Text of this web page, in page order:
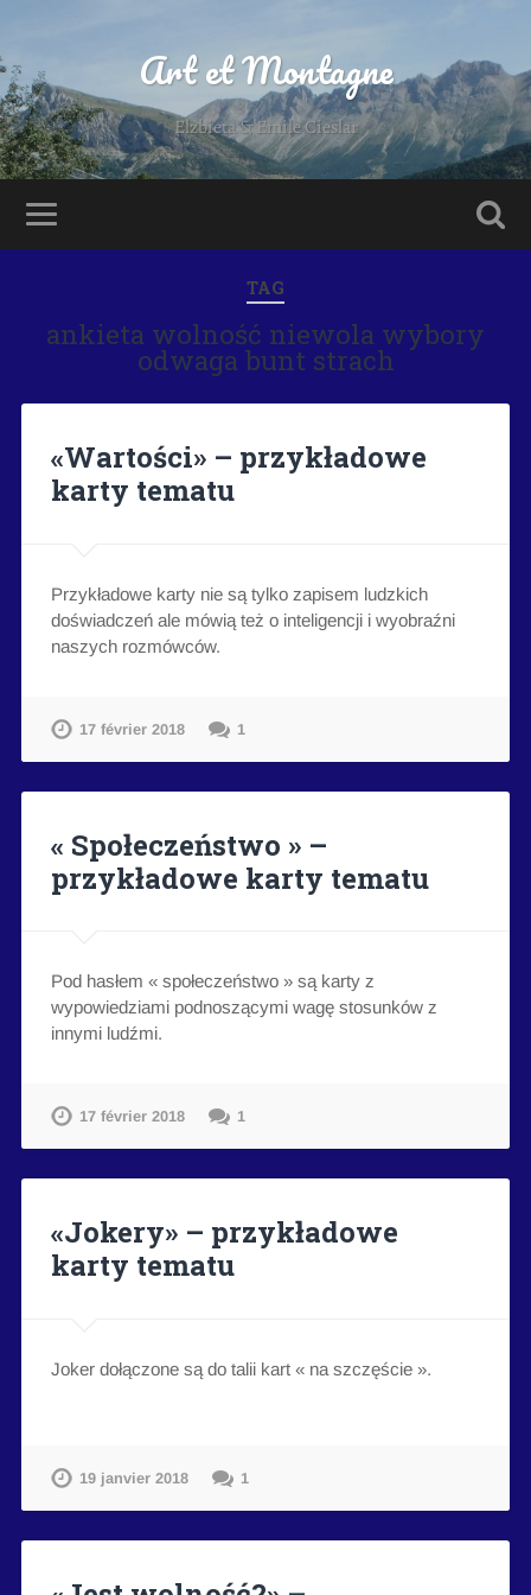
Art et Montagne
Elzbieta & Emile Cieslar
TAG
ankieta wolność niewola wybory
odwaga bunt strach
«Wartości» – przykładowe
karty tematu
Przykładowe karty nie są tylko zapisem ludzkich
doświadczeń ale mówią też o inteligencji i wyobraźni
naszych rozmówców.
17 février 2018 1
« Społeczeństwo » –
przykładowe karty tematu
Pod hasłem « społeczeństwo » są karty z
wypowiedziami podnoszącymi wagę stosunków z
innymi ludźmi.
17 février 2018 1
«Jokery» – przykładowe
karty tematu
Joker dołączone są do talii kart « na szczęście ».
19 janvier 2018 1